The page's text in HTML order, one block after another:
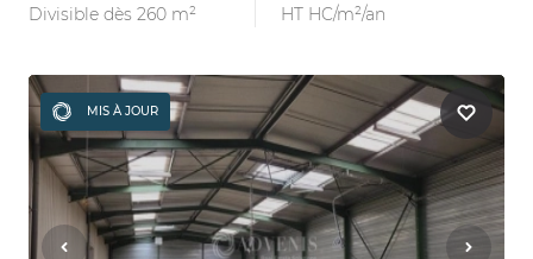
Divisible dès 260 m² HT HC/m²/an
MIS À JOUR